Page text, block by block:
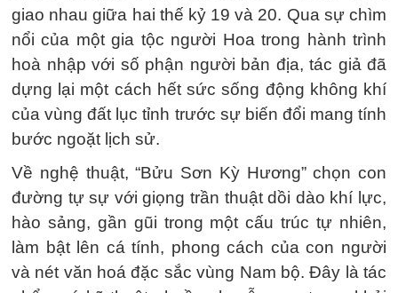
giao nhau giữa hai thế kỷ 19 và 20. Qua sự chìm
nổi của một gia tộc người Hoa trong hành trình
hoà nhập với số phận người bản địa, tác giả đã
dựng lại một cách hết sức sống động không khí
của vùng đất lục tỉnh trước sự biến đổi mang tính
bước ngoặt lịch sử.
Về nghệ thuật, “Bửu Sơn Kỳ Hương” chọn con
đường tự sự với giọng trần thuật dồi dào khí lực,
hào sảng, gần gũi trong một cấu trúc tự nhiên,
làm bật lên cá tính, phong cách của con người
và nét văn hoá đặc sắc vùng Nam bộ. Đây là tác